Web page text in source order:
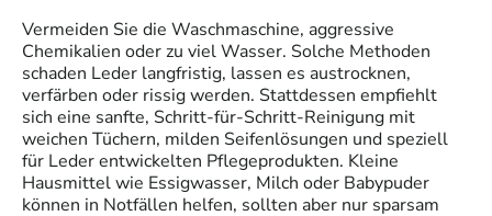
Vermeiden Sie die Waschmaschine, aggressive
Chemikalien oder zu viel Wasser. Solche Methoden
schaden Leder langfristig, lassen es austrocknen,
verfärben oder rissig werden. Stattdessen empfiehlt
sich eine sanfte, Schritt-für-Schritt-Reinigung mit
weichen Tüchern, milden Seifenlösungen und speziell
für Leder entwickelten Pflegeprodukten. Kleine
Hausmittel wie Essigwasser, Milch oder Babypuder
können in Notfällen helfen, sollten aber nur sparsam